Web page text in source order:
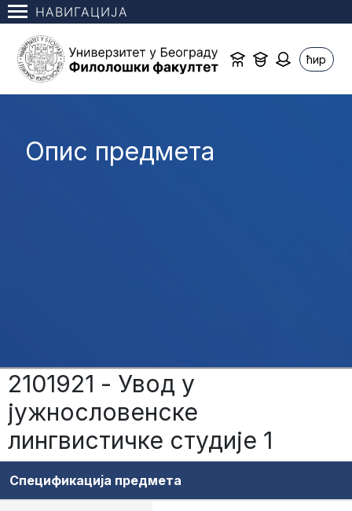
НАВИГАЦИЈА
ћир
Опис предмета
2101921 - Увод у
јужнословенске
лингвистичке студије 1
Спецификација предмета